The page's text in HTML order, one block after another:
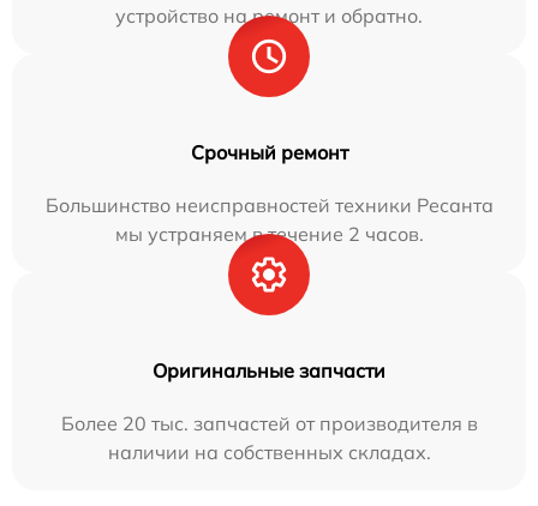
устройство на ремонт и обратно.
Срочный ремонт
Большинство неисправностей техники Ресанта
мы устраняем в течение 2 часов.
Оригинальные запчасти
Более 20 тыс. запчастей от производителя в
наличии на собственных складах.